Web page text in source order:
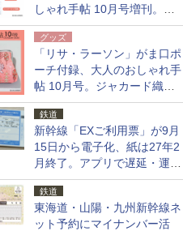
しゃれ手帖 10月号増刊。
USBケーブルや缶ケースなど
グッズ
「リサ・ラーソン」がま口ポ
ーチ付録、大人のおしゃれ手
帖 10月号。ジャカード織の
北欧猫デザイン
鉄道
新幹線「EXご利用票」が9月
15日から電子化、紙は27年2
月終了。アプリで遅延・運休
も確認可能に
鉄道
東海道・山陽・九州新幹線ネ
ット予約にマイナンバー活